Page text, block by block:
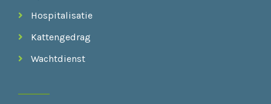
Hospitalisatie
Kattengedrag
Wachtdienst